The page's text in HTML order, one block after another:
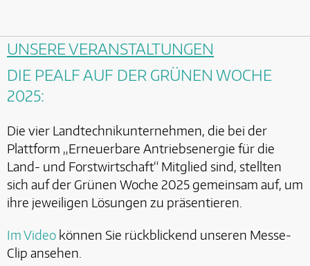
UNSERE VERANSTALTUNGEN
DIE PEALF AUF DER GRÜNEN WOCHE
2025:
Die vier Landtechnikunternehmen, die bei der
Plattform „Erneuerbare Antriebsenergie für die
Land- und Forstwirtschaft“ Mitglied sind, stellten
sich auf der Grünen Woche 2025 gemeinsam auf, um
ihre jeweiligen Lösungen zu präsentieren.
Im Video können Sie rückblickend unseren Messe-
Clip ansehen.